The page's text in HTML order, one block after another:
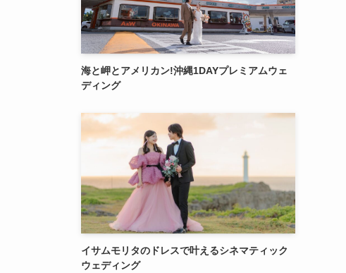
海と岬とアメリカン!沖縄1DAYプレミアムウェ
ディング
イサムモリタのドレスで叶えるシネマティック
ウェディング